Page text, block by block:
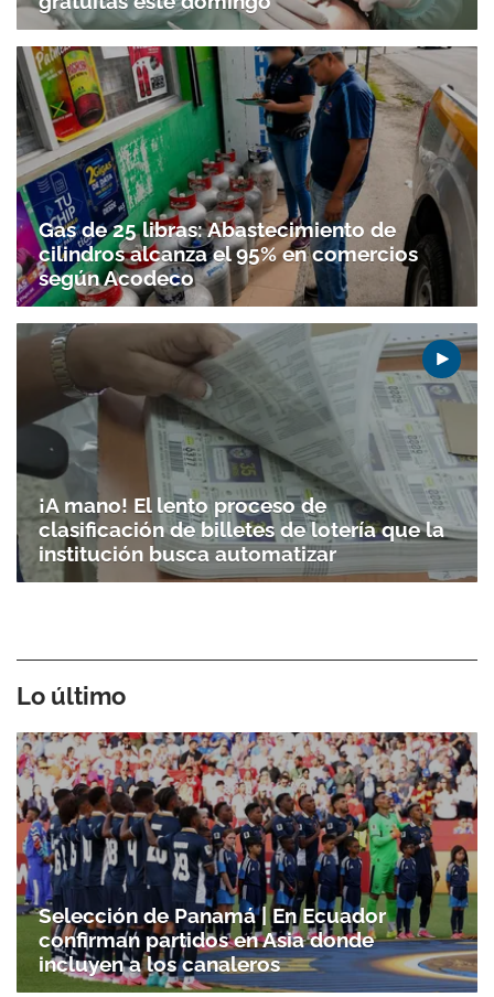
Gas de 25 libras: Abastecimiento de
cilindros alcanza el 95% en comercios
según Acodeco
¡A mano! El lento proceso de
clasificación de billetes de lotería que la
institución busca automatizar
Lo último
Selección de Panamá | En Ecuador
confirman partidos en Asia donde
incluyen a los canaleros